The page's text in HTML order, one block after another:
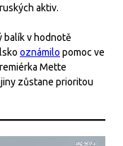
aktiv.
balík v hodnotě
oznámilo pomoc ve
Mette
zůstane prioritou